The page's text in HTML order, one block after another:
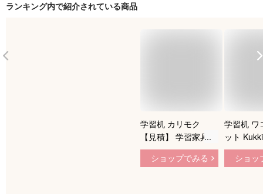
ランキング内で紹介されている商品
学習机 カリモク
【見積】 学習家具
ボナシェルタ 勉強机
カリモク学習机 デス
ショップでみる
学習机 ワ
ット
100cm ヒ
調節 収
ショッ